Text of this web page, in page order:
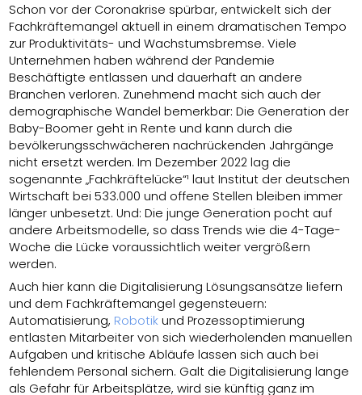
Schon vor der Coronakrise spürbar, entwickelt sich der
Fachkräftemangel aktuell in einem dramatischen Tempo
zur Produktivitäts- und Wachstumsbremse. Viele
Unternehmen haben während der Pandemie
Beschäftigte entlassen und dauerhaft an andere
Branchen verloren. Zunehmend macht sich auch der
demographische Wandel bemerkbar: Die Generation der
Baby-Boomer geht in Rente und kann durch die
bevölkerungsschwächeren nachrückenden Jahrgänge
nicht ersetzt werden. Im Dezember 2022 lag die
sogenannte „Fachkräftelücke“¹ laut Institut der deutschen
Wirtschaft bei 533.000 und offene Stellen bleiben immer
länger unbesetzt. Und: Die junge Generation pocht auf
andere Arbeitsmodelle, so dass Trends wie die 4-Tage-
Woche die Lücke voraussichtlich weiter vergrößern
werden.
Auch hier kann die Digitalisierung Lösungsansätze liefern
und dem Fachkräftemangel gegensteuern:
Automatisierung, Robotik und Prozessoptimierung
entlasten Mitarbeiter von sich wiederholenden manuellen
Aufgaben und kritische Abläufe lassen sich auch bei
fehlendem Personal sichern. Galt die Digitalisierung lange
als Gefahr für Arbeitsplätze, wird sie künftig ganz im